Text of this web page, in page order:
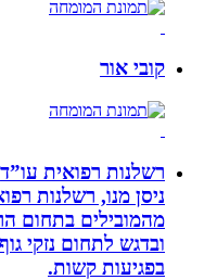
קובי אור
רשלנות רפואית עו”ד
ניסן מנו, רשלנות
מהמובילים בתחום
ובדגש לתחום נזקי גוף,
בפגיעות קשות.